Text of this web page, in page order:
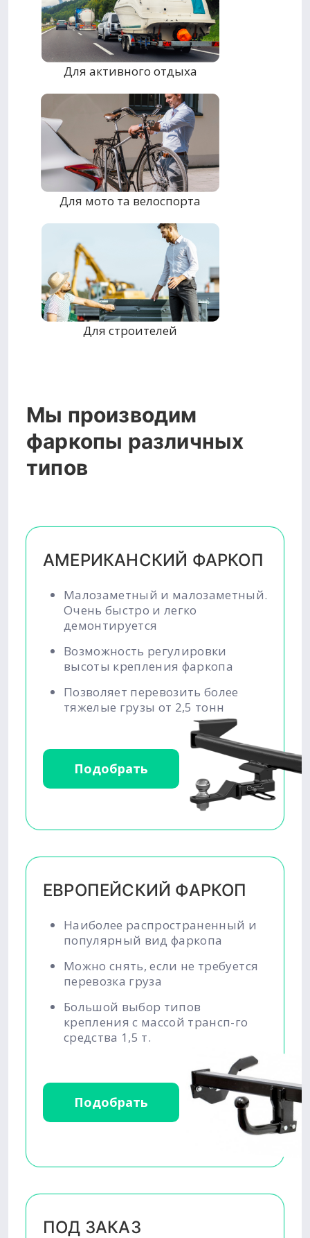
Для активного отдыха
Для мото та велоспорта
Для строителей
Мы производим
фаркопы различных
типов
АМЕРИКАНСКИЙ ФАРКОП
Малозаметный и малозаметный.
Очень быстро и легко
демонтируется
Возможность регулировки
высоты крепления фаркопа
Позволяет перевозить более
тяжелые грузы от 2,5 тонн
Подобрать
ЕВРОПЕЙСКИЙ ФАРКОП
Наиболее распространенный и
популярный вид фаркопа
Можно снять, если не требуется
перевозка груза
Большой выбор типов
крепления с массой трансп-го
средства 1,5 т.
Подобрать
ПОД ЗАКАЗ